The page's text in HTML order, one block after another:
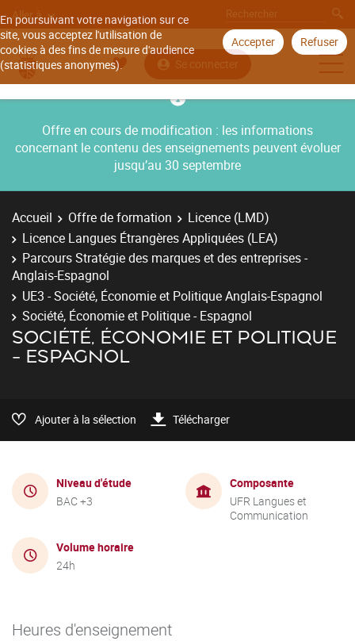
En poursuivant votre navigation sur ce
site, vous acceptez l'utilisation de
cookies à des fins de mesure d'audience
(statistiques anonymes).
Accepter Refuser
Aller à
Se connecter
Offre en cours de modification : les informations
concernant le contenu des enseignements peuvent évoluer
jusqu’au 30 septembre
Accueil Offre de formation
Licence (LMD)
Licence Langues Étrangères Appliquées (LEA)
Parcours Stratégie des marques et des entreprises -
Anglais-Espagnol
UE3 - Société, Économie et Politique Anglais-Espagnol
Société, Économie et Politique - Espagnol
SOCIÉTÉ, ÉCONOMIE ET POLITIQUE
- ESPAGNOL
Ajouter à la sélection Télécharger
Niveau d'étude
BAC +3
Composante
UFR Langues et
Communication
Volume horaire
24h
Heures d'enseignement